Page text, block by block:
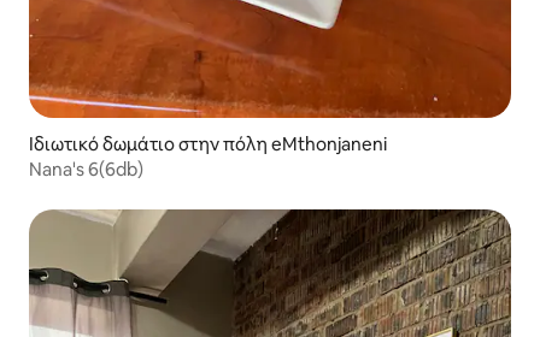
Ιδιωτικό δωμάτιο στην πόλη eMthonjaneni
Nana's 6(6db)